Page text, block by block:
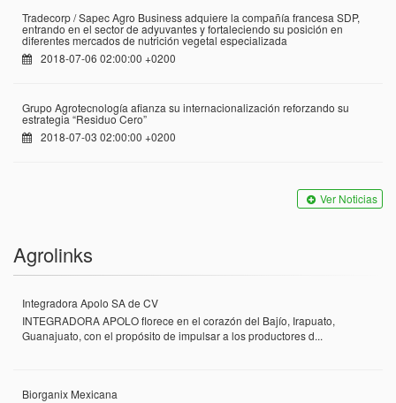
Tradecorp / Sapec Agro Business adquiere la compañía francesa SDP,
entrando en el sector de adyuvantes y fortaleciendo su posición en
diferentes mercados de nutrición vegetal especializada
2018-07-06 02:00:00 +0200
Grupo Agrotecnología afianza su internacionalización reforzando su
estrategia “Residuo Cero”
2018-07-03 02:00:00 +0200
Ver Noticias
Agrolinks
Integradora Apolo SA de CV
INTEGRADORA APOLO florece en el corazón del Bajío, Irapuato,
Guanajuato, con el propósito de impulsar a los productores d...
Biorganix Mexicana